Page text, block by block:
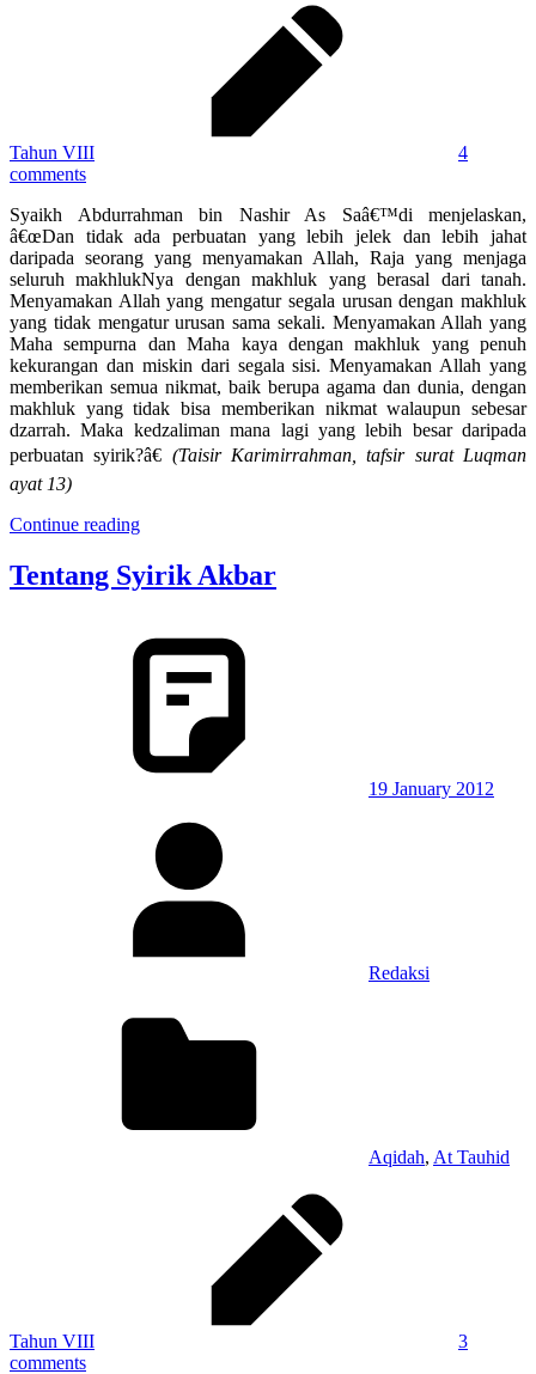
Tahun VIII
4
comments
Syaikh Abdurrahman bin Nashir As Saâ€™di menjelaskan,
â€œDan tidak ada perbuatan yang lebih jelek dan lebih jahat
daripada seorang yang menyamakan Allah, Raja yang menjaga
seluruh makhlukNya dengan makhluk yang berasal dari tanah.
Menyamakan Allah yang mengatur segala urusan dengan makhluk
yang tidak mengatur urusan sama sekali. Menyamakan Allah yang
Maha sempurna dan Maha kaya dengan makhluk yang penuh
kekurangan dan miskin dari segala sisi. Menyamakan Allah yang
memberikan semua nikmat, baik berupa agama dan dunia, dengan
makhluk yang tidak bisa memberikan nikmat walaupun sebesar
dzarrah. Maka kedzaliman mana lagi yang lebih besar daripada
perbuatan syirik?â€ (Taisir Karimirrahman, tafsir surat Luqman
ayat 13)
Continue reading
Tentang Syirik Akbar
19 January 2012
Redaksi
Aqidah, At Tauhid
Tahun VIII
3
comments